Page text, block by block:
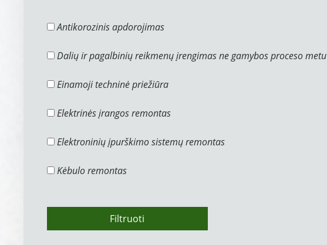
Antikorozinis apdorojimas
Dalių ir pagalbinių reikmenų įrengimas ne gamybos proceso metu
Einamoji techninė priežiūra
Elektrinės įrangos remontas
Elektroninių įpurškimo sistemų remontas
Kėbulo remontas
Filtruoti